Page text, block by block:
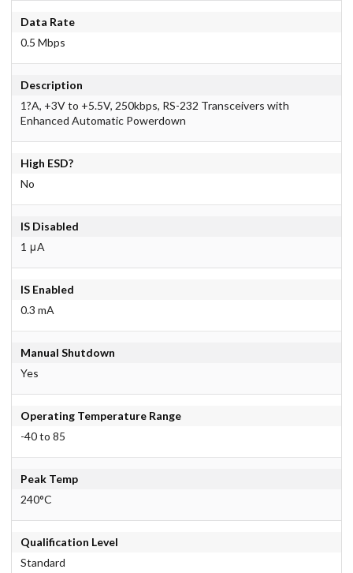
Data Rate
0.5 Mbps
Description
1?A, +3V to +5.5V, 250kbps, RS-232 Transceivers with
Enhanced Automatic Powerdown
High ESD?
No
IS Disabled
1 μA
IS Enabled
0.3 mA
Manual Shutdown
Yes
Operating Temperature Range
-40 to 85
Peak Temp
240°C
Qualification Level
Standard